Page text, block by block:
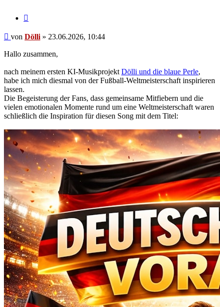
Beitrag
von Dölli » 23.06.2026, 10:44
Hallo zusammen,
nach meinem ersten KI-Musikprojekt Dölli und die blaue Perle,
habe ich mich diesmal von der Fußball-Weltmeisterschaft inspirieren
lassen.
Die Begeisterung der Fans, dass gemeinsame Mitfiebern und die
vielen emotionalen Momente rund um eine Weltmeisterschaft waren
schließlich die Inspiration für diesen Song mit dem Titel: